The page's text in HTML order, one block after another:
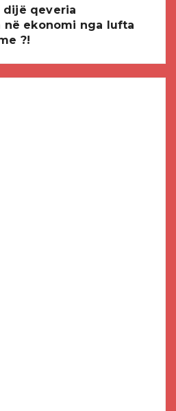
dijë qeveria
ekonomi nga lufta
?!